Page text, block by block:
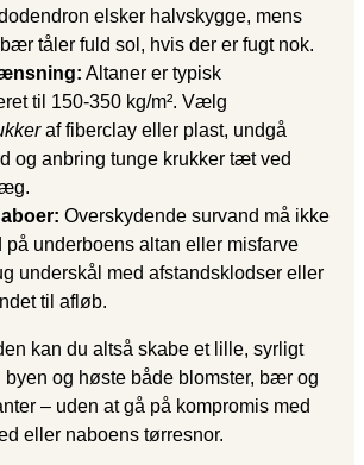
elsker halvskygge, mens
tåler fuld sol, hvis der er fugt nok.
Altaner er typisk
til 150-350 kg/m². Vælg
af fiberclay eller plast, undgå
og anbring tunge krukker tæt ved
Overskydende survand må ikke
på underboens altan eller misfarve
underskål med afstandsklodser eller
til afløb.
kan du altså skabe et lille, syrligt
byen og høste både blomster, bær og
– uden at gå på kompromis med
eller naboens tørresnor.